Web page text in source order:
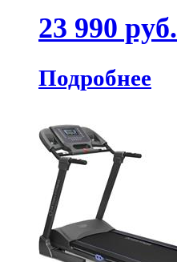
23 990 руб.
Подробнее